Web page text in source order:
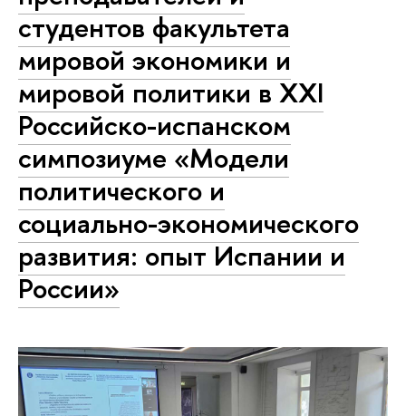
студентов факультета
мировой экономики и
мировой политики в XXI
Российско-испанском
симпозиуме «Модели
политического и
социально-экономического
развития: опыт Испании и
России»